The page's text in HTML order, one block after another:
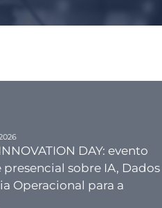
DAY: evento
sobre IA, Dados
Operacional para a